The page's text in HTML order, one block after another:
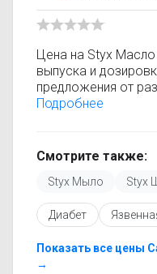
Цена на Styx
выпуска и
предложения от
быстро найти, где
только актуальные
Перед покупкой
инструкцией по
можете подобрать
или более
Чтобы купить Styx
Подробнее
Смотрите также:
Styx Мыло Styx
Диабет
Показать все цены
→